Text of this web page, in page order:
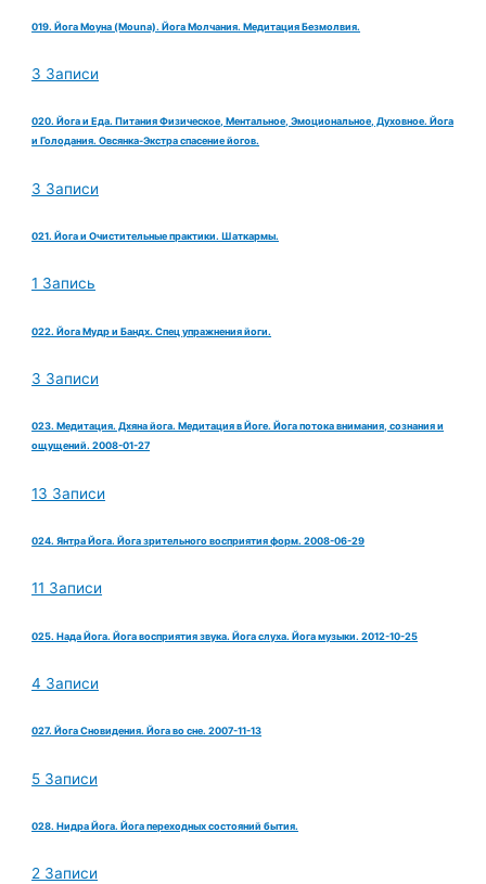
019. Йога Моуна (Mouna). Йога Молчания. Медитация Безмолвия.
3 Записи
020. Йога и Еда. Питания Физическое, Ментальное, Эмоциональное, Духовное. Йога
и Голодания. Овсянка-Экстра спасение йогов.
3 Записи
021. Йога и Очистительные практики. Шаткармы.
1 Запись
022. Йога Мудр и Бандх. Спец упражнения йоги.
3 Записи
023. Медитация. Дхяна йога. Медитация в Йоге. Йога потока внимания, сознания и
ощущений. 2008-01-27
13 Записи
024. Янтра Йога. Йога зрительного восприятия форм. 2008-06-29
11 Записи
025. Нада Йога. Йога восприятия звука. Йога слуха. Йога музыки. 2012-10-25
4 Записи
027. Йога Сновидения. Йога во сне. 2007-11-13
5 Записи
028. Нидра Йога. Йога переходных состояний бытия.
2 Записи